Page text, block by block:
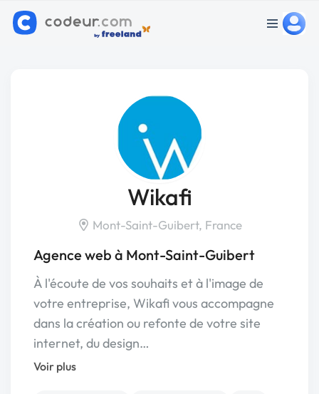
Wikafi
Mont-Saint-Guibert, France
Agence web à Mont-Saint-Guibert
À l'écoute de vos souhaits et à l'image de
votre entreprise, Wikafi vous accompagne
dans la création ou refonte de votre site
internet, du design…
Voir plus